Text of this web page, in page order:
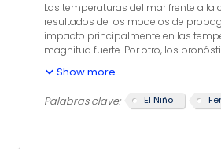
Las temperaturas del mar frente a
resultados de los modelos de
impacto principalmente en las
magnitud fuerte. Por otro, los
Show more
Palabras clave: El Niño